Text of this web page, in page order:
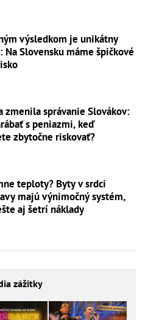
výsledkom je unikátny
Na Slovensku máme špičkové
zmenila správanie Slovákov:
s peniazmi, keď
zbytočne riskovať?
teploty? Byty v srdci
majú výnimočný systém,
aj šetrí náklady
zážitky